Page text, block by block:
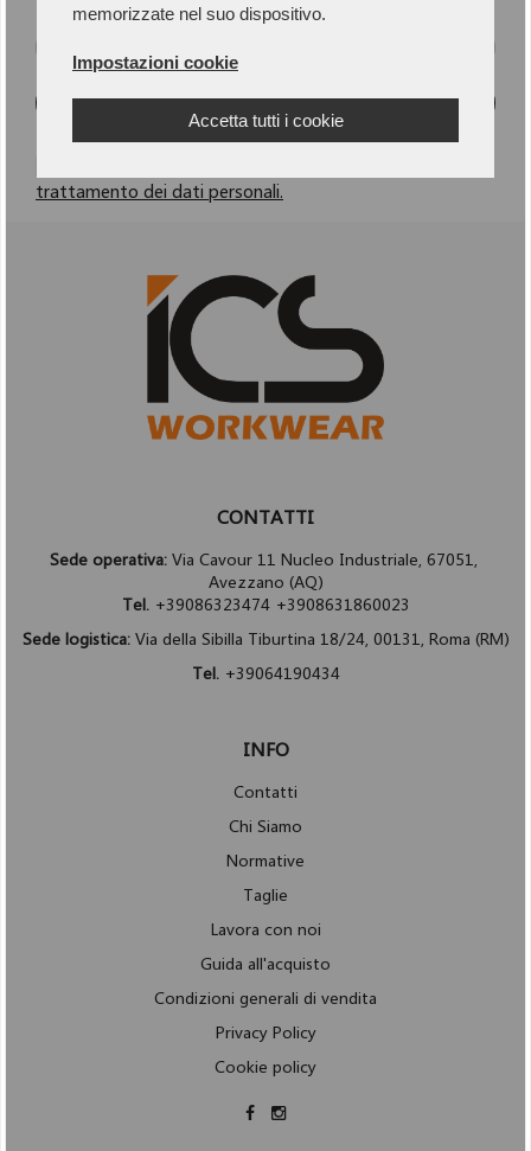
memorizzate nel suo dispositivo.
Impostazioni cookie
Accetta tutti i cookie
ISCRIVITI
trattamento dei dati personali.
CONTATTI
Sede operativa:Via Cavour 11 Nucleo Industriale, 67051,
Avezzano (AQ)
Tel. +39086323474 +3908631860023
Sede logistica:Via della Sibilla Tiburtina 18/24, 00131, Roma (RM)
Tel. +39064190434
INFO
Contatti
Chi Siamo
Normative
Taglie
Lavora con noi
Guida all'acquisto
Condizioni generali di vendita
Privacy Policy
Cookie policy